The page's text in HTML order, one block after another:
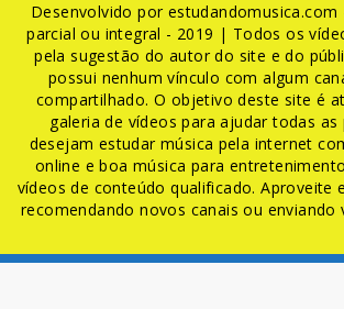
Desenvolvido por estudandomusica.com
parcial ou integral - 2019 | Todos os vídeos são postados
pela sugestão do autor do site e do
possui nenhum vínculo com algum
compartilhado. O objetivo deste site é
galeria de vídeos para ajudar todas as
desejam estudar música pela internet
online e boa música para
vídeos de conteúdo qualificado. Aproveite
recomendando novos canais ou enviando